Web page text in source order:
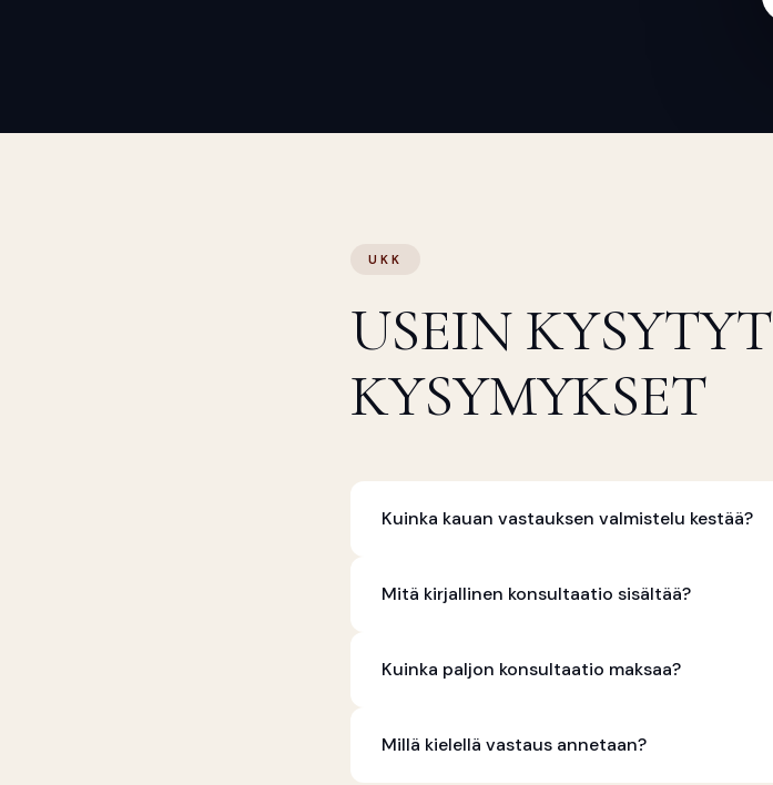
UKK
USEIN KYSYTYT
KYSYMYKSET
Kuinka kauan vastauksen valmistelu kestää?
Mitä kirjallinen konsultaatio sisältää?
Kuinka paljon konsultaatio maksaa?
Millä kielellä vastaus annetaan?